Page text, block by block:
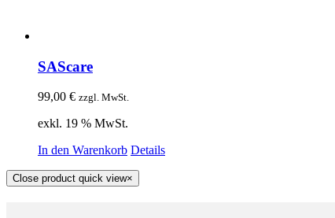
SAScare
99,00 € zzgl. MwSt.
exkl. 19 % MwSt.
In den Warenkorb Details
Close product quick view×